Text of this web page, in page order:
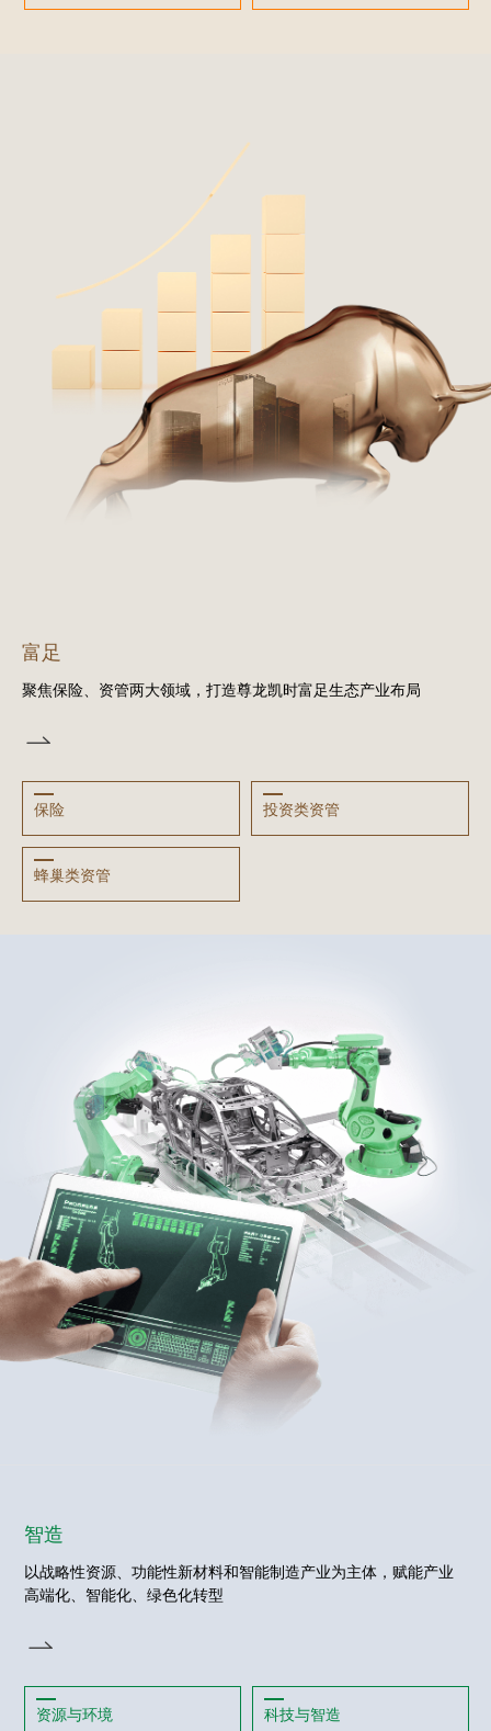
富足
聚焦保险、资管两大领域，打造尊龙凯时富足生态产业布局
保险 投资类资管
蜂巢类资管
智造
以战略性资源、功能性新材料和智能制造产业为主体，赋能产业
高端化、智能化、绿色化转型
资源与环境 科技与智造